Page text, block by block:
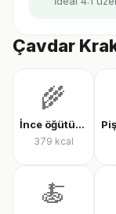
Çavdar
🌾
İnce öğütülmüş yulaf (çiğ)
379 kcal
🍝